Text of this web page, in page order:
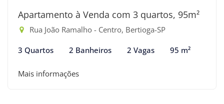
Apartamento à Venda com 3 quartos, 95m²
Rua João Ramalho - Centro, Bertioga-SP
3 Quartos 2 Banheiros 2 Vagas 95 m²
Mais informações